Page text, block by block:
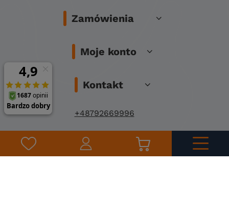
Zamówienia
Moje konto
Kontakt
+48792669996
info@fishingstore.pl